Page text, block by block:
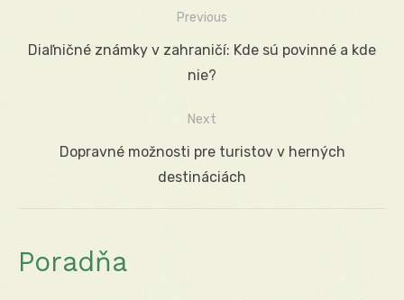
Navigácia
Previous
Previous
Diaľničné známky v zahraničí: Kde sú povinné a kde
nie?
Next
Dopravné možnosti pre turistov v herných
destináciách
Poradňa